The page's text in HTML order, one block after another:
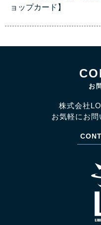
ョップカード】
お
株式会社
お気軽にお問